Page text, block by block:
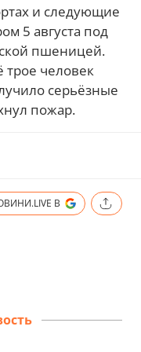
и следующие
5 августа под
пшеницей.
трое человек
серьёзные
пожар.
В